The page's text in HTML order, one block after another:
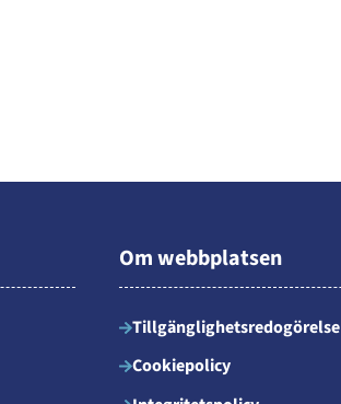
Om webbplatsen
Tillgänglighetsredogörelse
Cookiepolicy